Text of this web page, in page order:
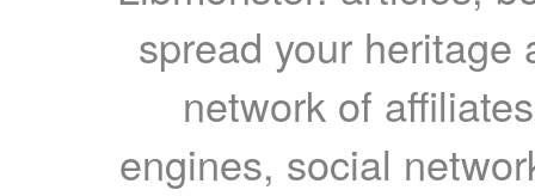
spread your heritage
network of
engines, social